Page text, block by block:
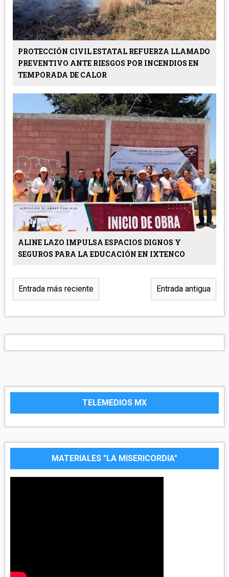
PROTECCIÓN CIVIL ESTATAL REFUERZA LLAMADO
PREVENTIVO ANTE RIESGOS POR INCENDIOS EN
TEMPORADA DE CALOR
ALINE LAZO IMPULSA ESPACIOS DIGNOS Y
SEGUROS PARA LA EDUCACIÓN EN IXTENCO
Entrada más reciente Entrada antigua
TELEMEDIOS MX
MATERIALES "LA MISERICORDIA"